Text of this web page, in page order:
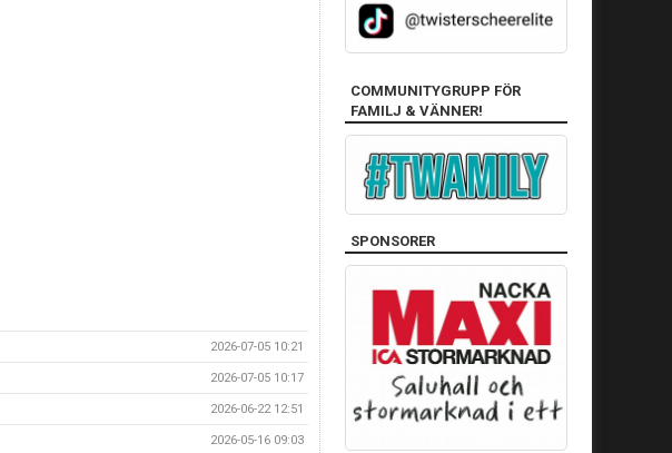
2026-07-05 10:21
2026-07-05 10:17
2026-06-22 12:51
2026-05-16 09:03
COMMUNITYGRUPP FÖR
FAMILJ & VÄNNER!
SPONSORER